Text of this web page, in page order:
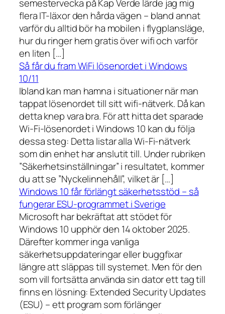
semestervecka på Kap Verde lärde jag mig
flera IT-läxor den hårda vägen – bland annat
varför du alltid bör ha mobilen i flygplansläge,
hur du ringer hem gratis över wifi och varför
en liten […]
Så får du fram WiFi lösenordet i Windows
10/11
Ibland kan man hamna i situationer när man
tappat lösenordet till sitt wifi-nätverk. Då kan
detta knep vara bra. För att hitta det sparade
Wi-Fi-lösenordet i Windows 10 kan du följa
dessa steg: Detta listar alla Wi-Fi-nätverk
som din enhet har anslutit till. Under rubriken
”Säkerhetsinställningar” i resultatet, kommer
du att se ”Nyckelinnehåll”, vilket är […]
Windows 10 får förlängt säkerhetsstöd – så
fungerar ESU-programmet i Sverige
Microsoft har bekräftat att stödet för
Windows 10 upphör den 14 oktober 2025.
Därefter kommer inga vanliga
säkerhetsuppdateringar eller buggfixar
längre att släppas till systemet. Men för den
som vill fortsätta använda sin dator ett tag till
finns en lösning: Extended Security Updates
(ESU) – ett program som förlänger